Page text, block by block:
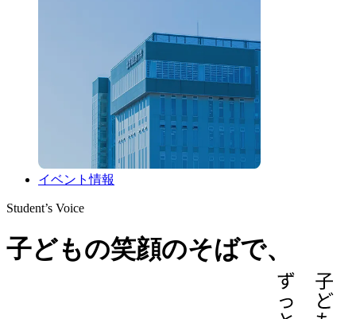
イベント情報
Student’s Voice
子どもの笑顔のそばで、